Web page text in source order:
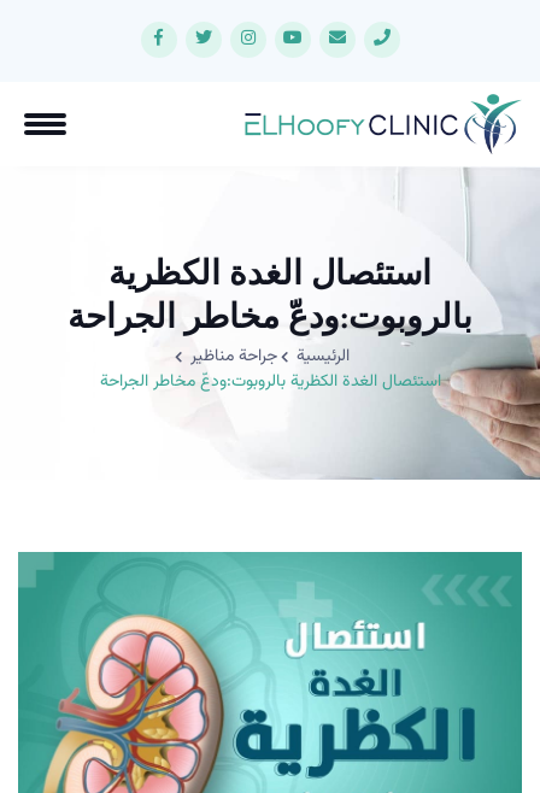
استئصال الغدة الكظرية
بالروبوت:ودعّ مخاطر الجراحة
الرئيسية
جراحة مناظير
استئصال الغدة الكظرية بالروبوت:ودعّ مخاطر الجراحة